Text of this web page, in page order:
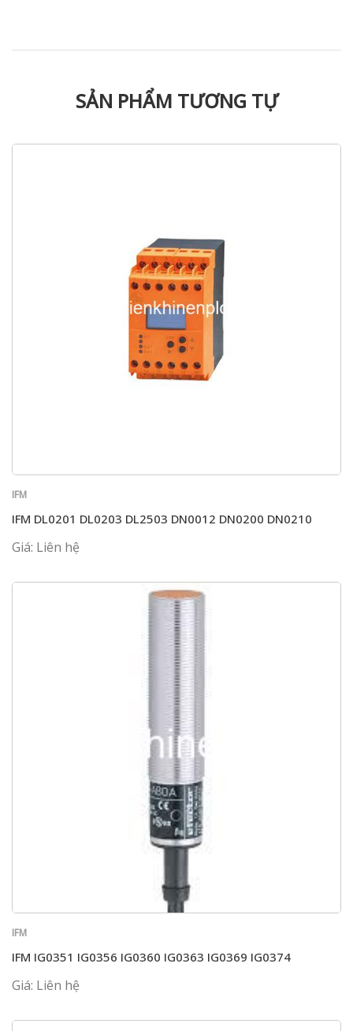
SẢN PHẨM TƯƠNG TỰ
IFM
IFM DL0201 DL0203 DL2503 DN0012 DN0200 DN0210
Giá: Liên hệ
IFM
IFM IG0351 IG0356 IG0360 IG0363 IG0369 IG0374
Giá: Liên hệ